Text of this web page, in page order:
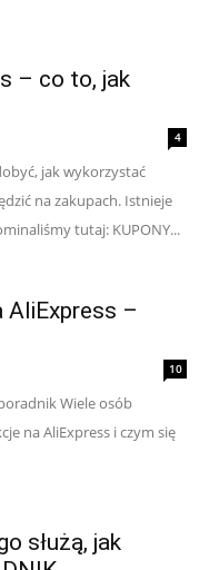
– co to, jak
4
jak wykorzystać
na zakupach. Istnieje
tutaj: KUPONY...
AliExpress –
10
Wiele osób
na AliExpress i czym się
służą, jak